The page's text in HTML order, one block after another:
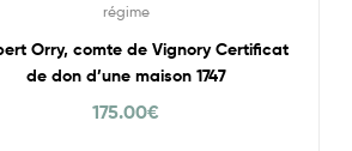
régime
Orry, comte de Vignory Certificat
de don d’une maison 1747
175.00€